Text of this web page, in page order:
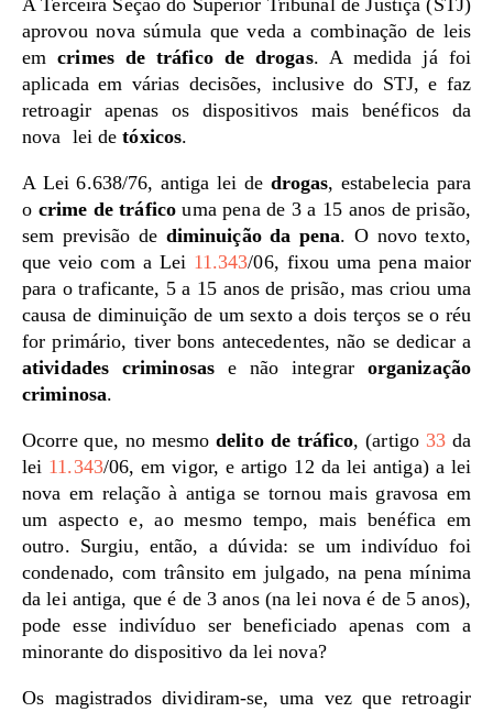
A Terceira Seção do Superior Tribunal de Justiça (STJ)
aprovou nova súmula que veda a combinação de leis
emcrimes de tráfico de drogas. A medida já foi
aplicada em várias decisões, inclusive do STJ, e faz
retroagir apenas os dispositivos mais benéficos da
nova lei detóxicos.
A Lei 6.638/76, antiga lei de drogas, estabelecia para
o crime de tráficouma pena de 3 a 15 anos de prisão,
sem previsão de diminuição da pena. O novo texto,
que veio com a Lei 11.343/06, fixou uma pena maior
para o traficante, 5 a 15 anos de prisão, mas criou uma
causa de diminuição de um sexto a dois terços se o réu
for primário, tiver bons antecedentes, não se dedicar a
atividades criminosase não integrar organização
criminosa.
Ocorre que, no mesmodelito de tráfico, (artigo 33da
lei 11.343/06, em vigor, e artigo 12 da lei antiga) a lei
nova em relação à antiga se tornou mais gravosa em
um aspecto e, ao mesmo tempo, mais benéfica em
outro. Surgiu, então, a dúvida: se um indivíduo foi
condenado, com trânsito em julgado, na pena mínima
da lei antiga, que é de 3 anos (na lei nova é de 5 anos),
pode esse indivíduo ser beneficiado apenas com a
minorante do dispositivo da lei nova?
Os magistrados dividiram-se, uma vez que retroagir